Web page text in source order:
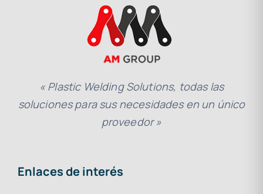
« Plastic Welding Solutions, todas las
soluciones para sus necesidades en un único
proveedor »
Enlaces de interés